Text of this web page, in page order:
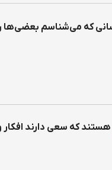
هستند كه سعی دارند افكار